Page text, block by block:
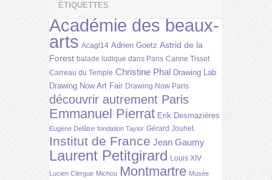
ÉTIQUETTES
Académie des beaux-
arts Acagl14 Adrien Goetz Astrid de la
Forest balade ludique dans Paris Carine Tissot
Carreau du Temple Christine Phal Drawing Lab
Drawing Now Art Fair Drawing Now Paris
découvrir autrement Paris
Emmanuel Pierrat Erik Desmazières
Eugène Delâtre fondation Taylor Gérard Jouhet
Institut de France Jean Gaumy
Laurent Petitgirard Louis XIV
Lucien Clergue Michou Montmartre Musée